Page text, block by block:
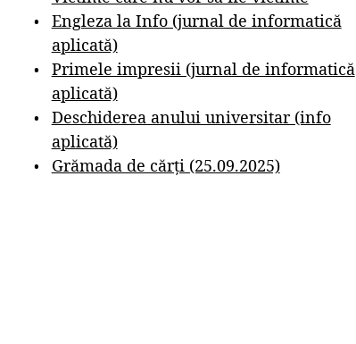
Engleza la Info (jurnal de informatică
aplicată)
Primele impresii (jurnal de informatică
aplicată)
Deschiderea anului universitar (info
aplicată)
Grămada de cărți (25.09.2025)